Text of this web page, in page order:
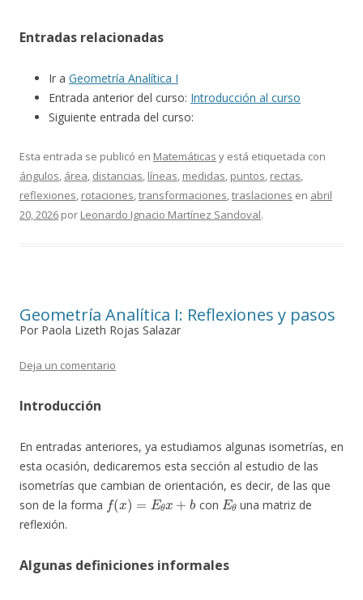
Entradas relacionadas
Ir a Geometría Analítica I
Entrada anterior del curso: Introducción al curso
Siguiente entrada del curso:
Esta entrada se publicó en Matemáticas y está etiquetada con
ángulos, área, distancias, líneas, medidas, puntos, rectas,
reflexiones, rotaciones,transformaciones,traslaciones en abril
20, 2026 por Leonardo Ignacio Martínez Sandoval.
Geometría Analítica I: Reflexiones y pasos
Por Paola Lizeth Rojas Salazar
Deja un comentario
Introducción
En entradas anteriores, ya estudiamos algunas isometrías, en
esta ocasión, dedicaremos esta sección al estudio de las
isometrías que cambian de orientación, es decir, de las que
son de la forma
f(x)=Eθx+ b
con
Eθ
una matriz de
reflexión.
Algunas definiciones informales